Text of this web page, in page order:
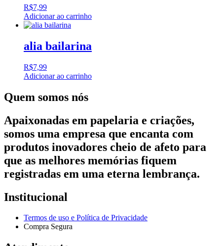
R$7,99
Adicionar ao carrinho
alia bailarina
R$7,99
Adicionar ao carrinho
Quem somos nós
Apaixonadas em papelaria e criações,
somos uma empresa que encanta com
produtos inovadores cheio de afeto para
que as melhores memórias fiquem
registradas em uma eterna lembrança.
Institucional
Termos de uso e Política de Privacidade
Compra Segura